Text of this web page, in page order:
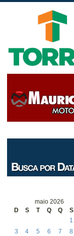
maio 2026
D
S T Q Q S
1
3
4 5 6 7 8